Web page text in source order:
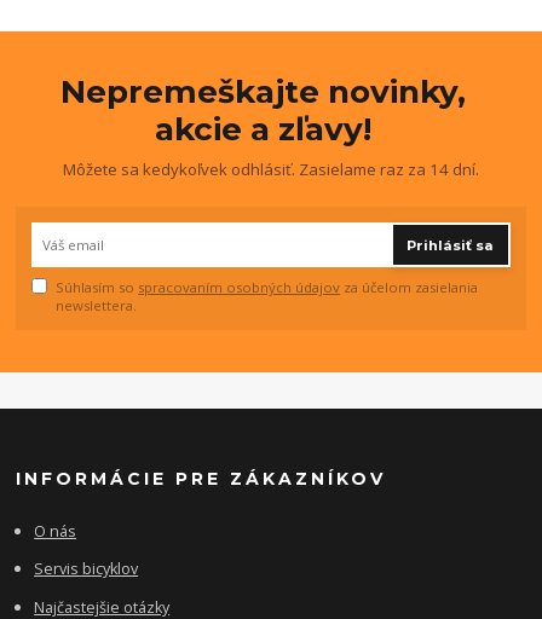
Nepremeškajte novinky,
akcie a zľavy!
Môžete sa kedykoľvek odhlásiť. Zasielame raz za 14 dní.
Prihlásiť sa
Súhlasím so spracovaním osobných údajov za účelom zasielania
newslettera.
INFORMÁCIE PRE ZÁKAZNÍKOV
O nás
Servis bicyklov
Najčastejšie otázky